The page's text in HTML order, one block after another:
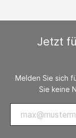
Jetzt
Melden Sie sich
Sie keine